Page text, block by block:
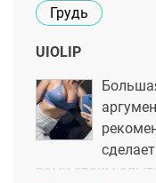
Грудь
UIOLIP
вами своим